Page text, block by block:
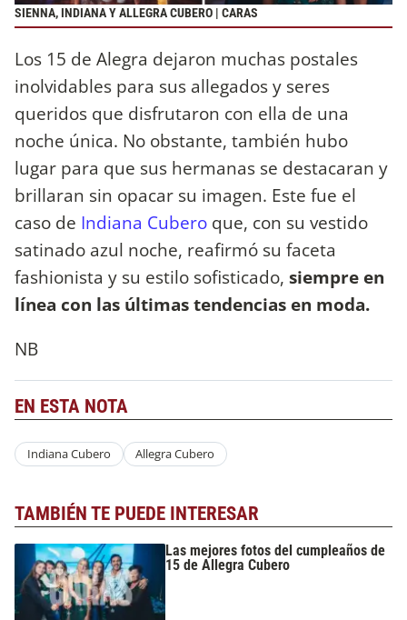
SIENNA, INDIANA Y ALLEGRA CUBERO | CARAS
Los 15 de Alegra dejaron muchas postales
inolvidables para sus allegados y seres
queridos que disfrutaron con ella de una
noche única. No obstante, también hubo
lugar para que sus hermanas se destacaran y
brillaran sin opacar su imagen. Este fue el
caso de Indiana Cubero que, con su vestido
satinado azul noche, reafirmó su faceta
fashionista y su estilo sofisticado, siempre en
línea con las últimas tendencias en moda.
NB
EN ESTA NOTA
Indiana Cubero Allegra Cubero
TAMBIÉN TE PUEDE INTERESAR
Las mejores fotos del cumpleaños de
15 de Allegra Cubero